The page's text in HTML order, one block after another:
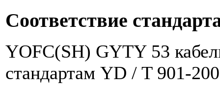
Соответствие
YOFC(SH) GYTY 53
стандартам YD / T 901-